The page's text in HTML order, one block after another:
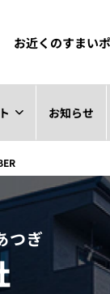
お近くのすまい
お知らせ
つぎ